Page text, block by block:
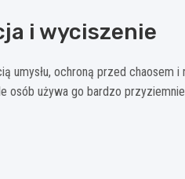
i wyciszenie
umysłu, ochroną przed chaosem
używa go bardzo